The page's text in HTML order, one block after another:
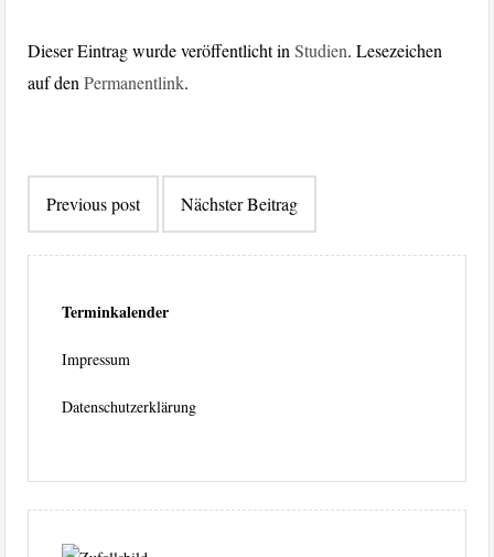
Dieser Eintrag wurde veröffentlicht inStudien. Lesezeichen
auf denPermanentlink.
Previous post Nächster Beitrag
Terminkalender
Impressum
Datenschutzerklärung